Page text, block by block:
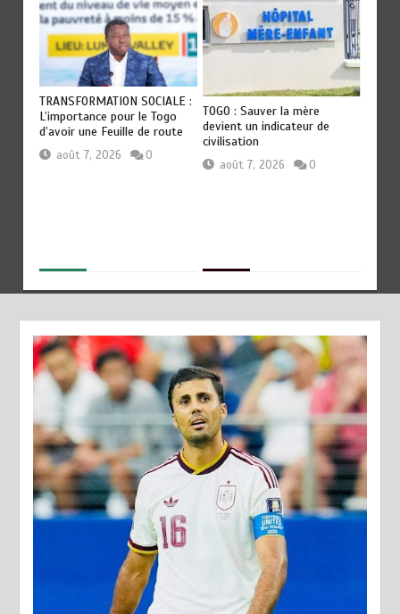
TRANSFORMATION SOCIALE :
L’importance pour le Togo
d’avoir une Feuille de route
août 7, 2026 0
TOGO : Sauver la mère
devient un indicateur de
civilisation
août 7, 2026 0
RODRI